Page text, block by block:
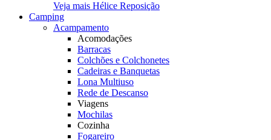
Veja mais Hélice Reposição
Camping
Acampamento
Acomodações
Barracas
Colchões e Colchonetes
Cadeiras e Banquetas
Lona Multiuso
Rede de Descanso
Viagens
Mochilas
Cozinha
Fogareiro